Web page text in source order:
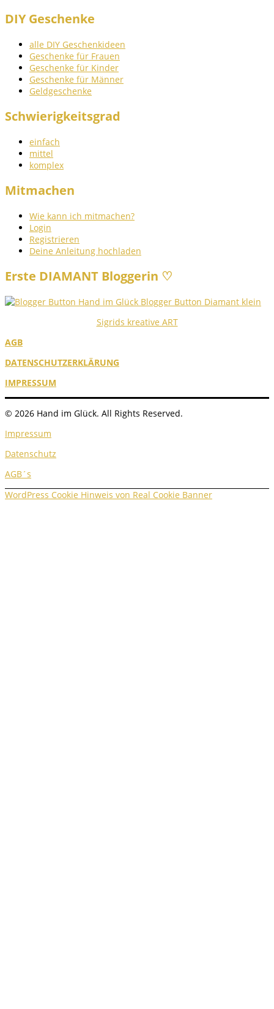
DIY Geschenke
alle DIY Geschenkideen
Geschenke für Frauen
Geschenke für Kinder
Geschenke für Männer
Geldgeschenke
Schwierigkeitsgrad
einfach
mittel
komplex
Mitmachen
Wie kann ich mitmachen?
Login
Registrieren
Deine Anleitung hochladen
Erste DIAMANT Bloggerin ♡
Sigrids kreative ART
AGB
DATENSCHUTZERKLÄRUNG
IMPRESSUM
© 2026 Hand im Glück. All Rights Reserved.
Impressum
Datenschutz
AGB´s
WordPress Cookie Hinweis von Real Cookie Banner